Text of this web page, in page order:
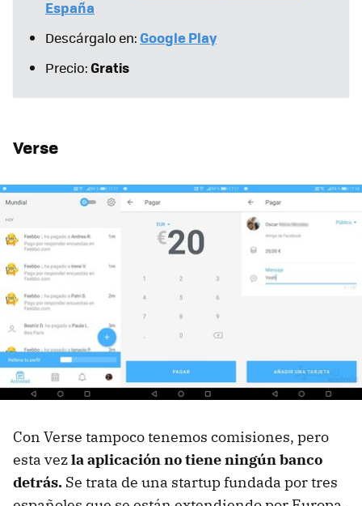
España
Descárgalo en: Google Play
Precio:Gratis
Verse
Con Verse tampoco tenemos comisiones, pero
esta vezla aplicación no tiene ningún banco
detrás. Se trata de una startup fundada por tres